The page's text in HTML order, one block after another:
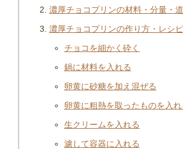
濃厚チョコプリンの材料・分量・
濃厚チョコプリンの作り方・レシピ
チョコを細かく砕く
鍋に材料を入れる
卵黄に砂糖を加え混ぜる
卵黄に粗熱を取ったものを入れ
生クリームを入れる
濾して容器に入れる